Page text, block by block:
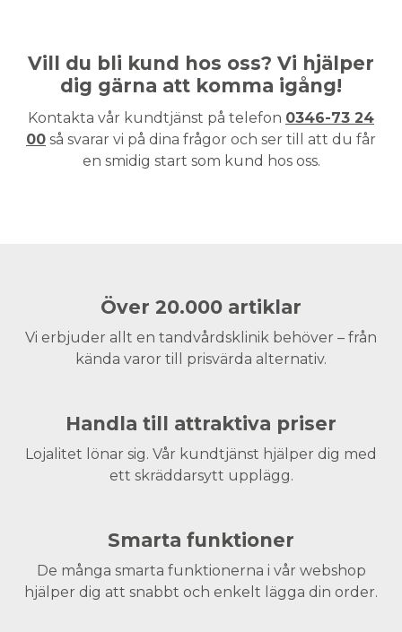
Vill du bli kund hos oss? Vi hjälper
dig gärna att komma igång!
Kontakta vår kundtjänst på telefon 0346-73 24
00 så svarar vi på dina frågor och ser till att du får
en smidig start som kund hos oss.
Över 20.000 artiklar
Vi erbjuder allt en tandvårdsklinik behöver – från
kända varor till prisvärda alternativ.
Handla till attraktiva priser
Lojalitet lönar sig. Vår kundtjänst hjälper dig med
ett skräddarsytt upplägg.
Smarta funktioner
De många smarta funktionerna i vår webshop
hjälper dig att snabbt och enkelt lägga din order.